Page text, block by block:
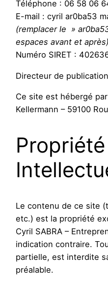
Téléphone : 06 58 06
E-mail : cyril ar0ba53
(remplacer le »
espaces avant et après)
Numéro SIRET :
Directeur de
Ce site est hébergé
Kellermann – 59100
Propriété
Le contenu de ce site
etc.) est la propriété
Cyril SABRA –
indication contraire.
partielle, est interdite
préalable.